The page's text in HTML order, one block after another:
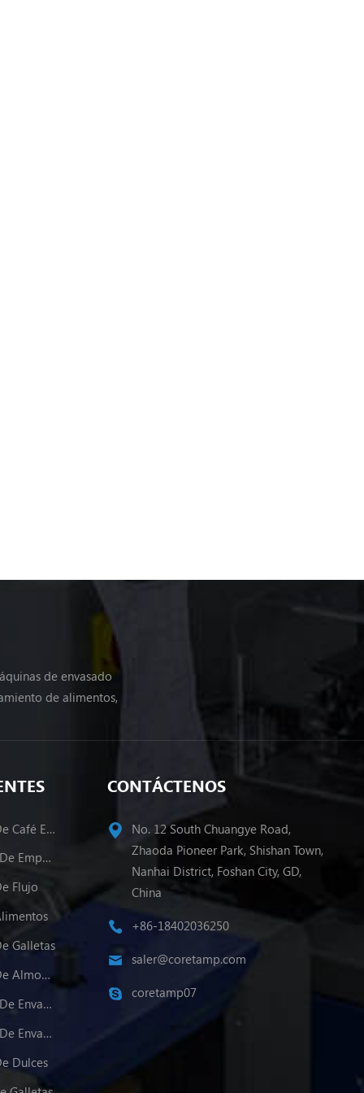
de envasado
de alimentos,
Máquina De Envasado De Café En Polvo
Varios Carriles Maquina De Empacado
Flujo
Galletas
Máquina De Envasado De Almohadas
Varios Carriles Máquina De Envasado De Polvo
Varios Carriles Máquina De Envasado De Gránulos
Dulces
CONTÁCTENOS
No. 12 South Chuangye Road,
Zhaoda Pioneer Park, Shishan Town,
Nanhai District, Foshan City, GD,
China
+86-18402036250
saler@coretamp.com
coretamp07